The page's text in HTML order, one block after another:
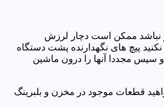
نباشد ممکن است دچار لرزش
پیچ های نگهدارنده پشت دستگاه
و سپس مجددا آنها را درون ماشین
قطعات موجود در مخزن و بلبرینگ